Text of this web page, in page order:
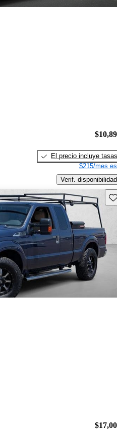
El precio incluye tasas
$215/mes
Verif. disponibilidad